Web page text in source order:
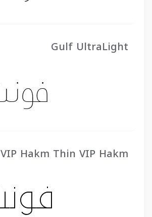
Gulf UltraLight
VIP Hakm Thin VIP Hakm